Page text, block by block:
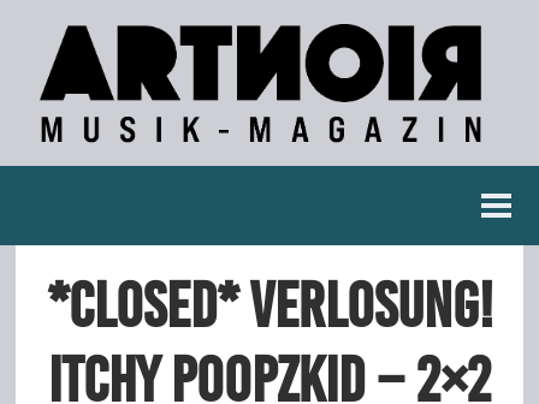
Konzertberichte
Fotoreportagen
*closed* Verlosung!
Itchy Poopzkid – 2×2